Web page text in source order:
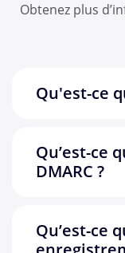
Obtenez plus
Qu'est-ce
Qu’est-ce
DMARC ?
Qu’est-ce